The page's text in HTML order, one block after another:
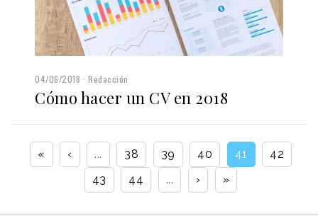
04/06/2018 Redacción
Cómo hacer un CV en 2018
« ‹ ... 38 39 40 41
42
43
44 ... › »